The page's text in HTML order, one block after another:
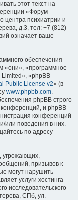
этот текст на
«Форум
центра психиатрии и
д.3, тел: +7 (812)
означает ваше
обеспечения
«они», «программное
Limited», «phpBB
Public License v2» (в
www.phpbb.com.
phpBB строго
и phpBB
конференций
или поведения в них.
по адресу
угрожающих,
призывов к
могут нарушить
услуги хостинга
исследовательского
СПб, ул.